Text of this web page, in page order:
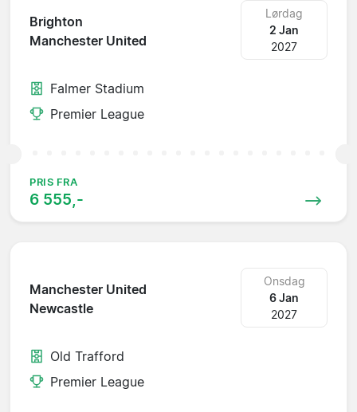
Brighton
Manchester United
Lørdag
2 Jan
2027
Falmer Stadium
Premier League
PRIS FRA
6 555,-
Manchester United
Newcastle
Onsdag
6 Jan
2027
Old Trafford
Premier League